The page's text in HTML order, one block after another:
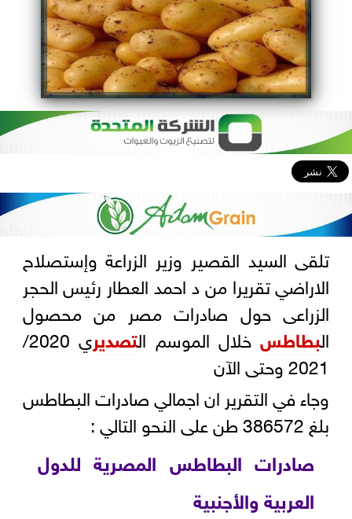
تلقى السيد القصير وزير الزراعة وإستصلاح
الاراضي تقريرا من د احمد العطار رئيس الحجر
الزراعى حول صادرات مصر من محصول
البطاطسخلال الموسم التصدير
ي 2020/
2021 وحتى الآن
وجاء في التقرير ان اجمالي صادرات البطاطس
بلغ 386572 طن على النحو التالي :
صادرات البطاطس المصرية للدول
العربية والأجنبية